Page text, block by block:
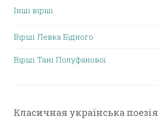
Інші вірші
Вірші Левка Бідного
Вірші Тані Полуфанової
Класичная українська поезія